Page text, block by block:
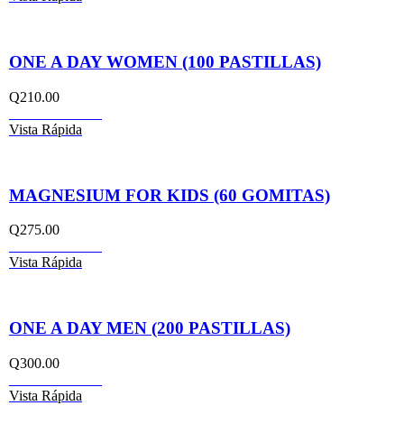
ONE A DAY WOMEN (100 PASTILLAS)
Q210.00
Vista Rápida
MAGNESIUM FOR KIDS (60 GOMITAS)
Q275.00
Vista Rápida
ONE A DAY MEN (200 PASTILLAS)
Q300.00
Vista Rápida